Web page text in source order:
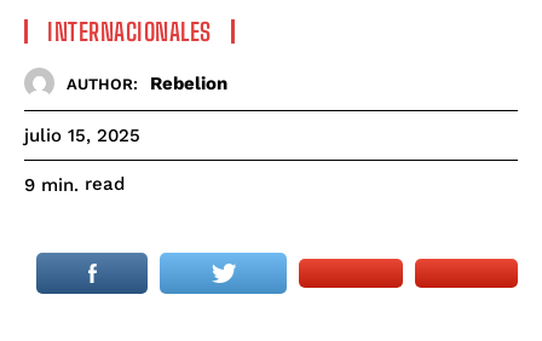
INTERNACIONALES
AUTHOR: Rebelion
julio 15, 2025
9 min. read